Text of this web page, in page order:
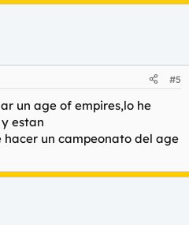
#5
un age of empires,lo he
estan
un campeonato del age